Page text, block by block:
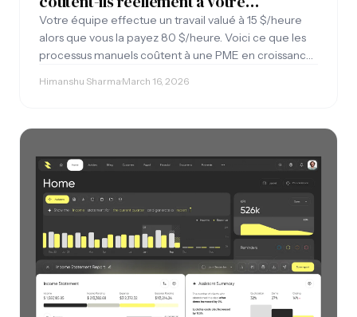
entreprise ?
Votre équipe effectue un travail valué à 15 $/heure
alors que vous la payez 80 $/heure. Voici ce que les
processus manuels coûtent à une PME en croissance
Himanshu Sharma·March 16, 2026